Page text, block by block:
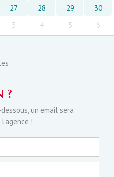
27 28 29
30
3 4 5 6
?
un email sera
!